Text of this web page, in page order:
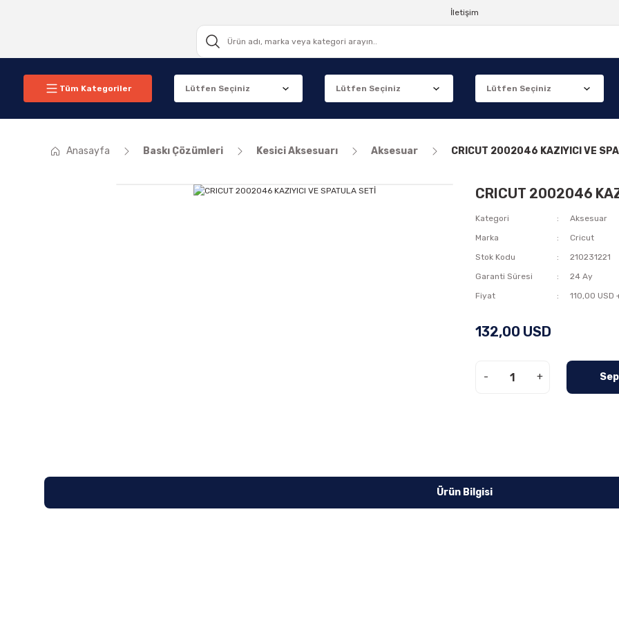
İletişim
Tüm Kategoriler
Anasayfa Baskı Çözümleri Kesici Aksesuarı Aksesuar CRICUT 2002046 KAZIYICI VE
CRICUT 2002046
Kategori
Aksesuar
Marka
Cricut
Stok Kodu
210231221
Garanti Süresi
24 Ay
Fiyat
110,00 USD
132,00 USD
- +
Ürün Bilgisi